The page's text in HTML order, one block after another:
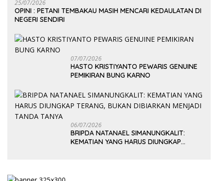
25/07/2026
OPINI : PETANI TEMBAKAU MASIH MENCARI KEDAULATAN DI
NEGERI SENDIRI
07/07/2026
HASTO KRISTIYANTO PEWARIS GENUINE
PEMIKIRAN BUNG KARNO
06/07/2026
BRIPDA NATANAEL SIMANUNGKALIT:
KEMATIAN YANG HARUS DIUNGKAP